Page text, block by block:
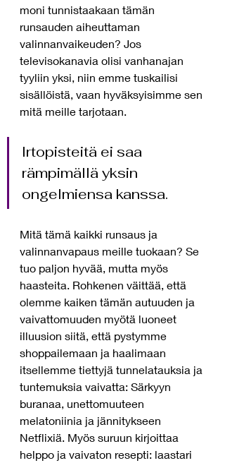
moni tunnistaakaan tämän
runsauden aiheuttaman
valinnanvaikeuden? Jos
televisokanavia olisi vanhanajan
tyyliin yksi, niin emme tuskailisi
sisällöistä, vaan hyväksyisimme sen
mitä meille tarjotaan.
Irtopisteitä ei saa
rämpimällä yksin
ongelmiensa kanssa.
Mitä tämä kaikki runsaus ja
valinnanvapaus meille tuokaan? Se
tuo paljon hyvää, mutta myös
haasteita. Rohkenen väittää, että
olemme kaiken tämän autuuden ja
vaivattomuuden myötä luoneet
illuusion siitä, että pystymme
shoppailemaan ja haalimaan
itsellemme tiettyjä tunnelatauksia ja
tuntemuksia vaivatta: Särkyyn
buranaa, unettomuuteen
melatoniinia ja jännitykseen
Netflixiä. Myös suruun kirjoittaa
helppo ja vaivaton resepti: laastari